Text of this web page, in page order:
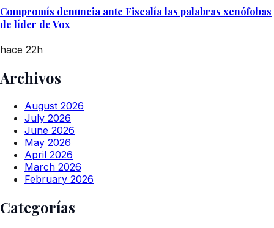
Compromís denuncia ante Fiscalía las palabras xenófobas
de líder de Vox
hace 22h
Archivos
August 2026
July 2026
June 2026
May 2026
April 2026
March 2026
February 2026
Categorías